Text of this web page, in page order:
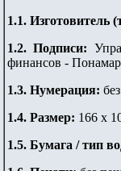
1.1. Изготовитель
1.2. Подписи:
финансов -
1.3. Нумерация:
1.4. Размер: 166 х
1.5. Бумага / тип